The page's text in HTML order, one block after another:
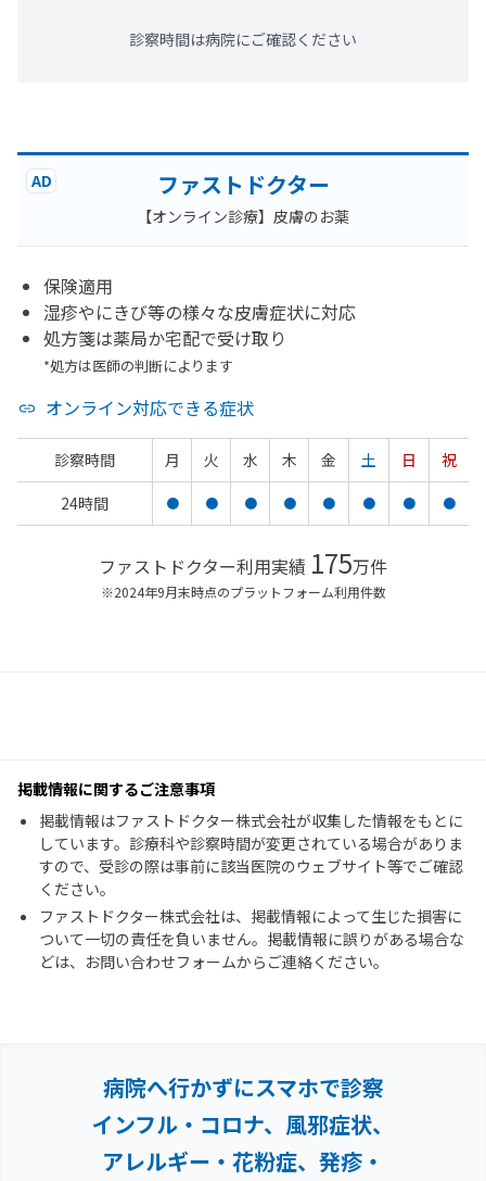
診察時間は病院にご確認ください
AD ファストドクター
【オンライン診療】皮膚のお薬
保険適用
湿疹やにきび等の様々な皮膚症状に対応
処方箋は薬局か宅配で受け取り
*処方は医師の判断によります
オンライン対応できる症状
診察時間 月 火 水 木 金 土 日
祝
24時間
● ● ● ● ● ● ● ●
ファストドクター利用実績 175万件
※2024年9月末時点のプラットフォーム利用件数
掲載情報に関するご注意事項
掲載情報はファストドクター株式会社が収集した情報をもとに
しています。診療科や診察時間が変更されている場合がありま
すので、受診の際は事前に該当医院のウェブサイト等でご確認
ください。
ファストドクター株式会社は、掲載情報によって生じた損害に
ついて一切の責任を負いません。掲載情報に誤りがある場合な
どは、お問い合わせフォームからご連絡ください。
病院へ行かずにスマホで診察
インフル・コロナ、風邪症状、
アレルギー・花粉症、 発疹・